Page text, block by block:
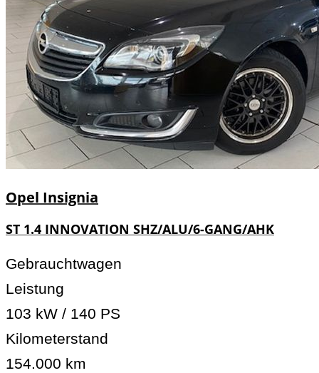
Opel Insignia
ST 1.4 INNOVATION SHZ/ALU/6-GANG/AHK
Gebrauchtwagen
Leistung
103 kW / 140 PS
Kilometerstand
154.000 km